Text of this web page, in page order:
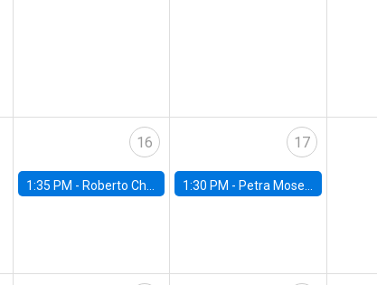
16
1:35 PM - Roberto Chang, Rutgers University
17
1:30 PM - Petra Moser, NYU Stern